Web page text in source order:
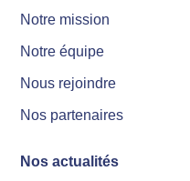
Notre mission
Notre équipe
Nous rejoindre
Nos partenaires
Nos actualités